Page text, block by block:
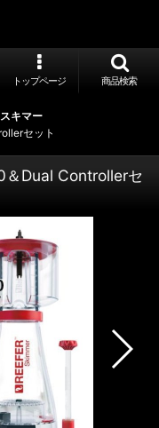
トップページ 商品検索
キマー
セット
＆Dual Controllerセ